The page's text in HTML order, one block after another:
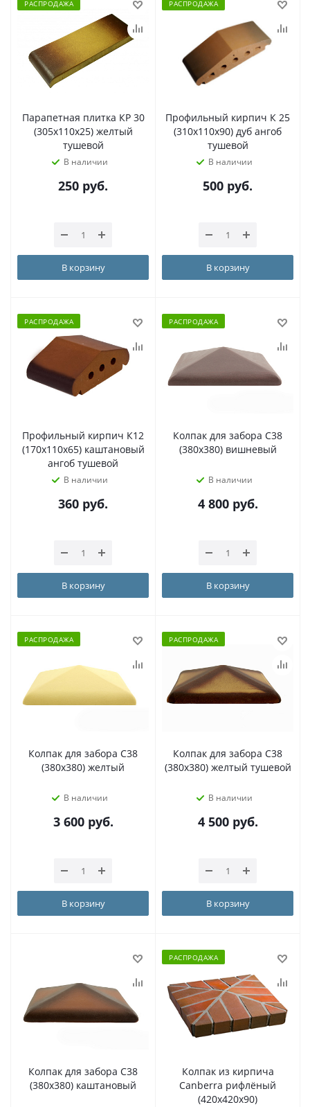
РАСПРОДАЖА
Парапетная плитка КР 30
(305х110х25) желтый
тушевой
В наличии
250 руб.
В корзину
РАСПРОДАЖА
Профильный кирпич К 25
(310х110х90) дуб ангоб
тушевой
В наличии
500 руб.
В корзину
РАСПРОДАЖА
Профильный кирпич К12
(170х110х65) каштановый
ангоб тушевой
В наличии
360 руб.
В корзину
РАСПРОДАЖА
Колпак для забора C38
(380х380) вишневый
В наличии
4 800руб.
В корзину
РАСПРОДАЖА
Колпак для забора C38
(380х380) желтый
В наличии
3 600руб.
В корзину
РАСПРОДАЖА
Колпак для забора C38
(380х380) желтый тушевой
В наличии
4 500руб.
В корзину
Колпак для забора C38
(380х380) каштановый
РАСПРОДАЖА
Колпак из кирпича
Canberra рифлёный
(420х420х90)